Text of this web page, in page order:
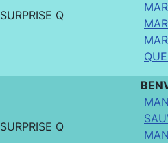
SURPRISE Q
SURPRISE Q